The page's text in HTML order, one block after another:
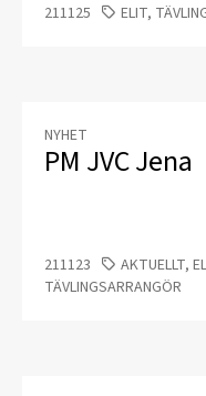
211125 ELIT,
NYHET
PM JVC Jena
211123
AKTUELLT,
TÄVLINGSARRANGÖR